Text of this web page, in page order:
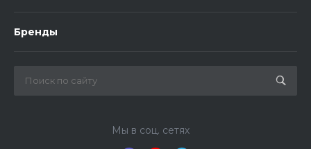
Бренды
Мы в соц. сетях